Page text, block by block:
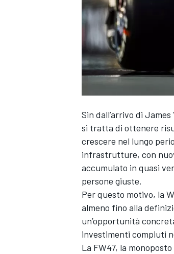
MONOPOSTO
Sin dall’arrivo di
si tratta di ottenere
crescere nel lungo
infrastrutture, con
accumulato in quasi
persone giuste.
Per questo motivo, la
almeno fino alla
un’opportunità
investimenti compiuti
La FW47, la